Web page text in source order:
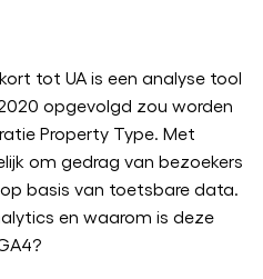
tot UA is een analyse tool
opgevolgd zou worden
Property Type. Met
om gedrag van bezoekers
basis van toetsbare data.
en waarom is deze